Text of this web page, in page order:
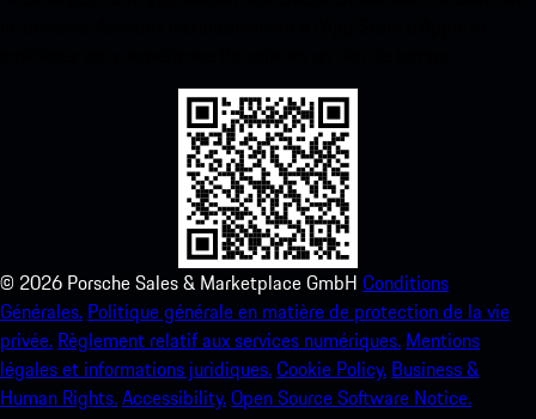
© 2026 Porsche Sales & Marketplace GmbH Conditions
Générales. Politique générale en matière de protection de la vie
privée. Règlement relatif aux services numériques. Mentions
légales et informations juridiques.Cookie Policy. Business &
Human Rights.Accessibility.Open Source Software Notice.